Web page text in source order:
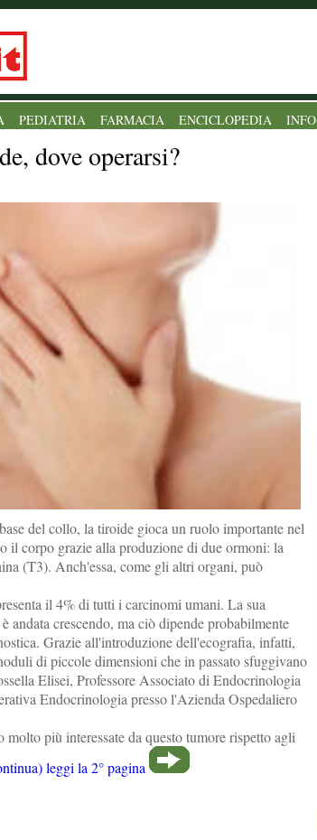
PEDIATRIA FARMACIA ENCICLOPEDIA INFO
dove operarsi?
del collo, la tiroide gioca un ruolo importante nel
il corpo grazie alla produzione di due ormoni: la
(T3). Anch'essa, come gli altri organi, può
il 4% di tutti i carcinomi umani. La sua
andata crescendo, ma ciò dipende probabilmente
Grazie all'introduzione dell'ecografia, infatti,
di piccole dimensioni che in passato sfuggivano
Elisei, Professore Associato di Endocrinologia
Endocrinologia presso l'Azienda Ospedaliero
molto più interessate da questo tumore rispetto agli
leggi la 2° pagina